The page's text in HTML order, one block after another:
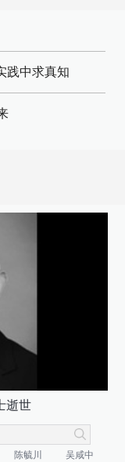
践中求真知
逝世
陈毓川
吴咸中